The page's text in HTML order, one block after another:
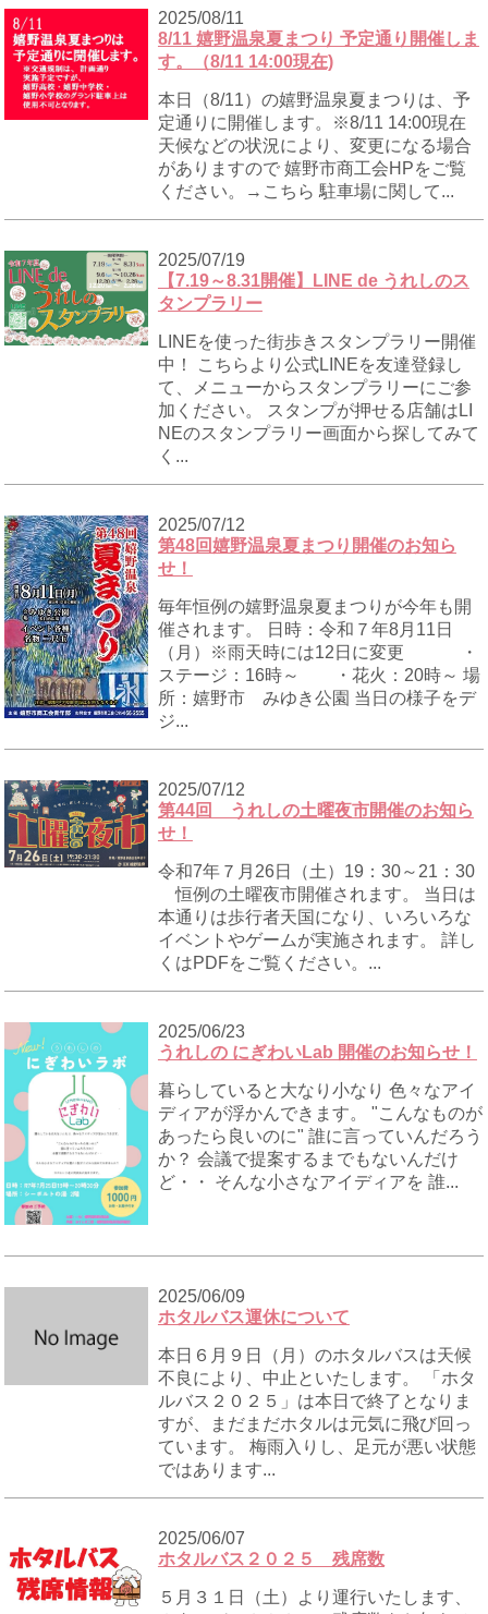
2025/08/11
8/11 嬉野温泉夏まつり 予定通り開催しま
す。（8/11 14:00現在)
本日（8/11）の嬉野温泉夏まつりは、予
定通りに開催します。※8/11 14:00現在
天候などの状況により、変更になる場合
がありますので 嬉野市商工会HPをご覧
ください。→こちら 駐車場に関して...
2025/07/19
【7.19～8.31開催】LINE de うれしのス
タンプラリー
LINEを使った街歩きスタンプラリー開催
中！ こちらより公式LINEを友達登録し
て、メニューからスタンプラリーにご参
加ください。 スタンプが押せる店舗はLI
NEのスタンプラリー画面から探してみて
く...
2025/07/12
第48回嬉野温泉夏まつり開催のお知ら
せ！
毎年恒例の嬉野温泉夏まつりが今年も開
催されます。 日時：令和７年8月11日
（月）※雨天時には12日に変更 ・
ステージ：16時～ ・花火：20時～ 場
所：嬉野市 みゆき公園 当日の様子をデ
ジ...
2025/07/12
第44回 うれしの土曜夜市開催のお知ら
せ！
令和7年７月26日（土）19：30～21：30
恒例の土曜夜市開催されます。 当日は
本通りは歩行者天国になり、いろいろな
イベントやゲームが実施されます。 詳し
くはPDFをご覧ください。...
2025/06/23
うれしの にぎわいLab 開催のお知らせ！
暮らしていると大なり小なり 色々なアイ
ディアが浮かんできます。 "こんなものが
あったら良いのに" 誰に言っていんだろう
か？ 会議で提案するまでもないんだけ
ど・・ そんな小さなアイディアを 誰...
2025/06/09
ホタルバス運休について
本日６月９日（月）のホタルバスは天候
不良により、中止といたします。 「ホタ
ルバス２０２５」は本日で終了となりま
すが、まだまだホタルは元気に飛び回っ
ています。 梅雨入りし、足元が悪い状態
ではあります...
2025/06/07
ホタルバス２０２５ 残席数
５月３１日（土）より運行いたします、